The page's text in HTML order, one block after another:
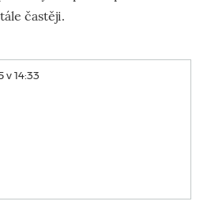
častěji.
v 14:33